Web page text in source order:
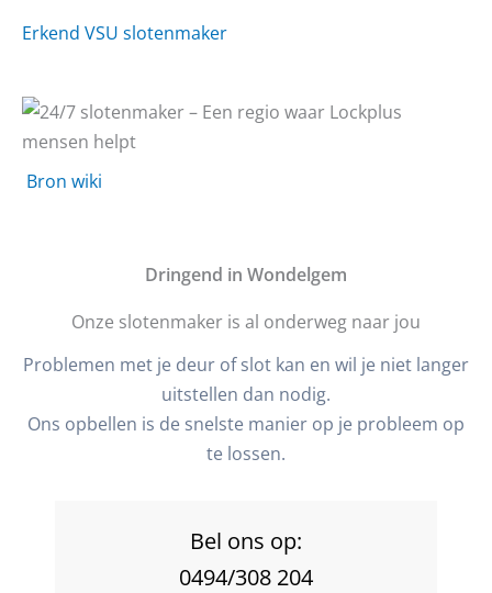
Erkend VSU slotenmaker
Bron wiki
Dringend in Wondelgem
Onze slotenmaker is al onderweg naar jou
Problemen met je deur of slot kan en wil je niet langer
uitstellen dan nodig.
Ons opbellen is de snelste manier op je probleem op
te lossen.
Bel ons op:
0494/308 204